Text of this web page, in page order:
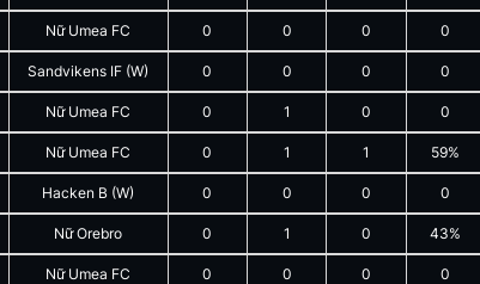
Nữ Umea FC 0 0 0 0
Sandvikens IF (W) 0 0 0 0
Nữ Umea FC 0 1 0 0
Nữ Umea FC 0 1 1 59%
Hacken B (W) 0 0 0 0
Nữ Orebro 0 1 0 43%
Nữ Umea FC 0 0 0 0